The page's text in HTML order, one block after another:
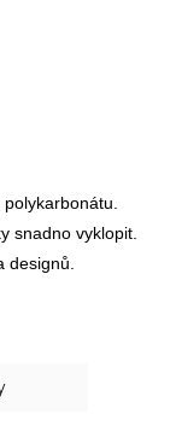
snadno vyklopit.
designů.